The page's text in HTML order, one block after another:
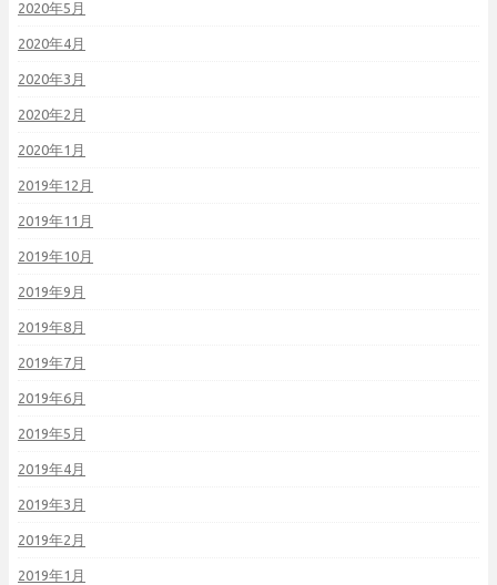
2020年5月
2020年4月
2020年3月
2020年2月
2020年1月
2019年12月
2019年11月
2019年10月
2019年9月
2019年8月
2019年7月
2019年6月
2019年5月
2019年4月
2019年3月
2019年2月
2019年1月